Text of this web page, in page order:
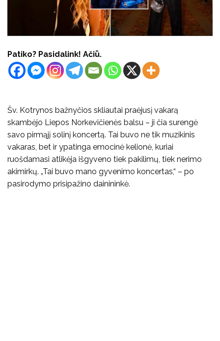
Patiko? Pasidalink! Ačiū.
Šv. Kotrynos bažnyčios skliautai praėjusį vakarą
skambėjo Liepos Norkevičienės balsu – ji čia surengė
savo pirmąjį solinį koncertą. Tai buvo ne tik muzikinis
vakaras, bet ir ypatinga emocinė kelionė, kuriai
ruošdamasi atlikėja išgyveno tiek pakilimų, tiek nerimo
akimirkų. „Tai buvo mano gyvenimo koncertas,“ – po
pasirodymo prisipažino dainininkė.